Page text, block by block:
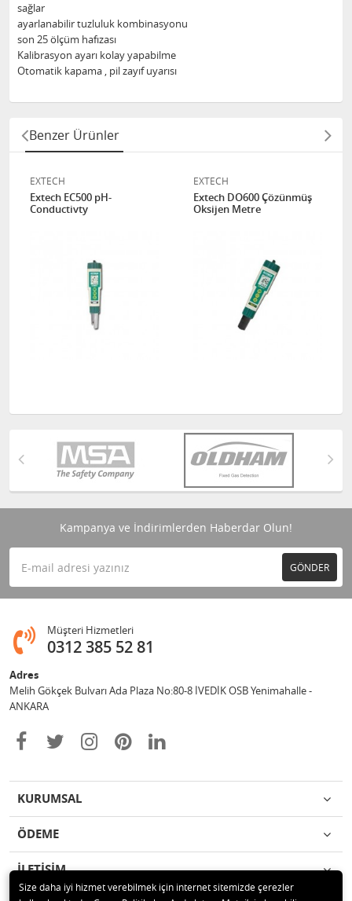
sağlar
ayarlanabilir tuzluluk kombinasyonu
son 25 ölçüm hafızası
Kalibrasyon ayarı kolay yapabilme
Otomatik kapama , pil zayıf uyarısı
Benzer Ürünler
EXTECH
Extech EC500 pH-
Conductivty
EXTECH
Extech DO600 Çözünmüş
Oksijen Metre
Kampanya ve İndirimlerden Haberdar Olun!
GÖNDER
Müşteri Hizmetleri
0312 385 52 81
Adres
Melih Gökçek Bulvarı Ada Plaza No:80-8 İVEDİK OSB Yenimahalle -
ANKARA
KURUMSAL
ÖDEME
İLETİŞİM
Size daha iyi hizmet verebilmek için internet sitemizde çerezler